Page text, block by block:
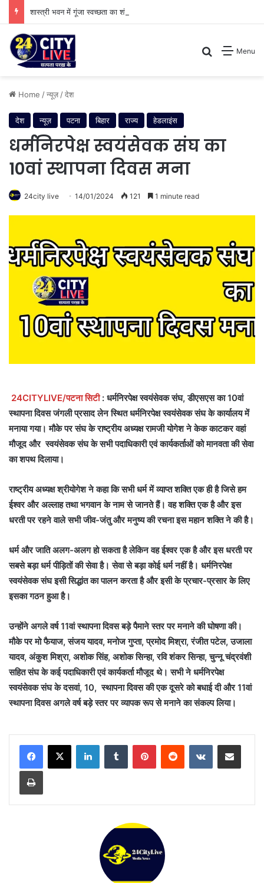
Menu
Search for
Home /न्यूज़ /देश
देश न्यूज़ पटना बिहार राज्य हेडलाइंस
धर्मनिरपेक्ष स्वयंसेवक संघ का
10वां स्थापना दिवस मना
24city live 14/01/2024 121 1 minute read
24CITYLIVE/पटना सिटी : धर्मनिरपेक्ष स्वयंसेवक संघ, डीएसएस का 10वां
स्थापना दिवस जंगली प्रसाद लेन स्थित धर्मनिरपेक्ष स्वयंसेवक संघ के कार्यालय में
मनाया गया। मौके पर संघ के राष्ट्रीय अध्यक्ष रामजी योगेश ने केक काटकर वहां
मौजूद और स्वयंसेवक संघ के सभी पदाधिकारी एवं कार्यकर्ताओं को मानवता की सेवा
का शपथ दिलाया।
राष्ट्रीय अध्यक्ष श्रीयोगेश ने कहा कि सभी धर्म में व्याप्त शक्ति एक ही है जिसे हम
ईश्वर और अल्लाह तथा भगवान के नाम से जानते हैं। वह शक्ति एक है और इस
धरती पर रहने वाले सभी जीव-जंतु और मनुष्य की रचना इस महान शक्ति ने की है।
धर्म और जाति अलग-अलग हो सकता है लेकिन वह ईश्वर एक है और इस धरती पर
सबसे बड़ा धर्म पीड़ितों की सेवा है। सेवा से बड़ा कोई धर्म नहीं है। धर्मनिरपेक्ष
स्वयंसेवक संघ इसी सिद्धांत का पालन करता है और इसी के प्रचार-प्रसार के लिए
इसका गठन हुआ है।
उन्होंने अगले वर्ष 11वां स्थापना दिवस बड़े पैमाने स्तर पर मनाने की घोषणा की।
मौके पर मो फैयाज, संजय यादव, मनोज गुप्ता, प्रमोद मिश्रा, रंजीत पटेल, उजाला
यादव, अंकुश मिश्रा, अशोक सिंह, अशोक सिन्हा, रवि शंकर सिन्हा, चुन्नू चंद्रवंशी
सहित संघ के कई पदाधिकारी एवं कार्यकर्ता मौजूद थे। सभी ने धर्मनिरपेक्ष
स्वयंसेवक संघ के दसवां, 10, स्थापना दिवस की एक दूसरे को बधाई दी और 11वां
स्थापना दिवस अगले वर्ष बड़े स्तर पर व्यापक रूप से मनाने का संकल्प लिया।
LinkedInTumblr PinterestReddit VKontakteShare via Email
Print